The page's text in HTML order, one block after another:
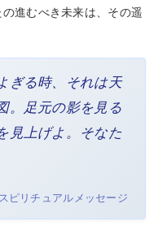
進むべき未来は、その遥
ぎる時、それは天
。足元の影を見る
見上げよ。そなた
ピリチュアルメッセージ